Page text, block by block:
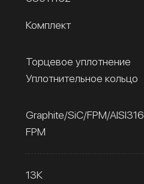
Комплект
Торцевое уплотнение
Уплотнительное кольцо
Graphite/SiC/FPM/AISI316
FPM
13К